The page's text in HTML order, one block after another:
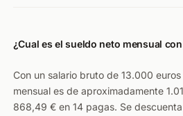
¿Cual es el sueldo neto mensual
Con un salario bruto de 13.000
mensual es de aproximadamente
868,49 € en 14 pagas. Se